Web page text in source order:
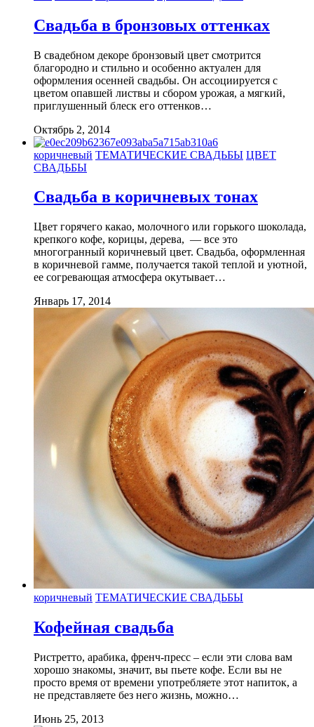
Свадьба в бронзовых оттенках
В свадебном декоре бронзовый цвет смотрится
благородно и стильно и особенно актуален для
оформления осенней свадьбы. Он ассоциируется с
цветом опавшей листвы и сбором урожая, а мягкий,
приглушенный блеск его оттенков…
Октябрь 2, 2014
коричневый ТЕМАТИЧЕСКИЕ СВАДЬБЫ ЦВЕТ
СВАДЬБЫ
Свадьба в коричневых тонах
Цвет горячего какао, молочного или горького шоколада,
крепкого кофе, корицы, дерева, — все это
многогранный коричневый цвет. Свадьба, оформленная
в коричневой гамме, получается такой теплой и уютной,
ее согревающая атмосфера окутывает…
Январь 17, 2014
коричневый ТЕМАТИЧЕСКИЕ СВАДЬБЫ
Кофейная свадьба
Ристретто, арабика, френч-пресс – если эти слова вам
хорошо знакомы, значит, вы пьете кофе. Если вы не
просто время от времени употребляете этот напиток, а
не представляете без него жизнь, можно…
Июнь 25, 2013